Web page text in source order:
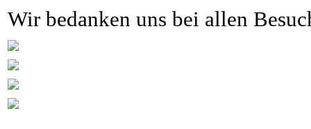
Wir bedanken uns bei allen